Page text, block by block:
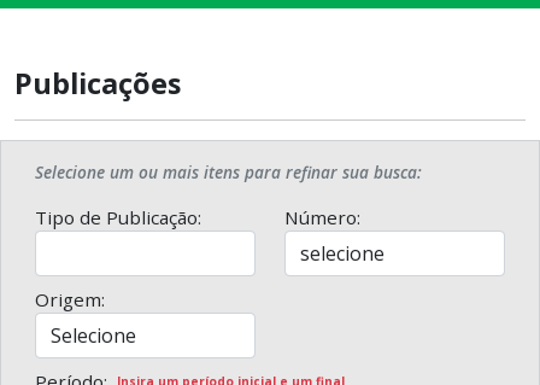
Publicações
Selecione um ou mais itens para refinar sua busca:
Tipo de Publicação: Número:
Origem:
Insira um período inicial e um final